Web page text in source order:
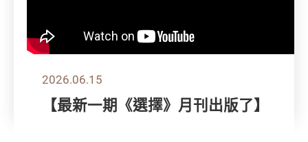
2026.06.15
【最新一期《選擇》月刊出版了】